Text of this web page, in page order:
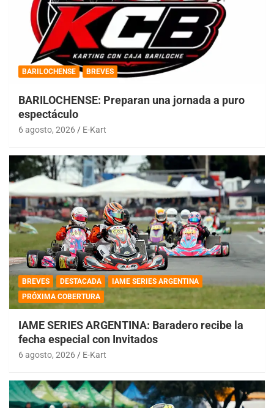
BARILOCHENSE BREVES
BARILOCHENSE: Preparan una jornada a puro
espectáculo
6 agosto, 2026 E-Kart
BREVES DESTACADA
IAME SERIES ARGENTINA
PRÓXIMA COBERTURA
IAME SERIES ARGENTINA: Baradero recibe la
fecha especial con Invitados
6 agosto, 2026 E-Kart